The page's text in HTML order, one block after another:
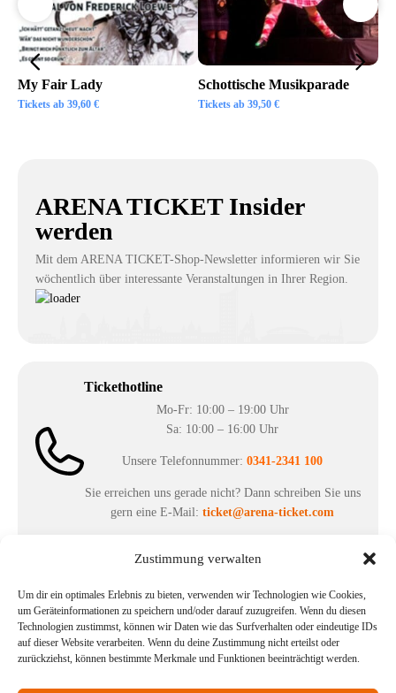
Zustimmung verwalten
Um dir ein optimales Erlebnis zu bieten, verwenden wir Technologien wie Cookies,
um Geräteinformationen zu speichern und/oder darauf zuzugreifen. Wenn du diesen
Technologien zustimmst, können wir Daten wie das Surfverhalten oder eindeutige IDs
auf dieser Website verarbeiten. Wenn du deine Zustimmung nicht erteilst oder
zurückziehst, können bestimmte Merkmale und Funktionen beeinträchtigt werden.
My Fair Lady
Tickets ab 39,60 €
Schottische Musikparade
Tickets ab 39,50 €
ARENA TICKET Insider
werden
Mit dem ARENA TICKET-Shop-Newsletter informieren wir Sie
wöchentlich über interessante Veranstaltungen in Ihrer Region.
Tickethotline
Mo-Fr: 10:00 – 19:00 Uhr
Sa: 10:00 – 16:00 Uhr
Unsere Telefonnummer: 0341-2341 100
Sie erreichen uns gerade nicht? Dann schreiben Sie uns
gern eine E-Mail: ticket@arena-ticket.com
Kassenöffnungszeiten
unsere Sonderöffnungszeiten im Sommer:
in der Zeit vom 06.07. – 07.08.2026
Montag – Freitag: 10-18 Uhr Samstag: geschlossen